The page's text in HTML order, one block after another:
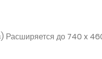
до 740 x